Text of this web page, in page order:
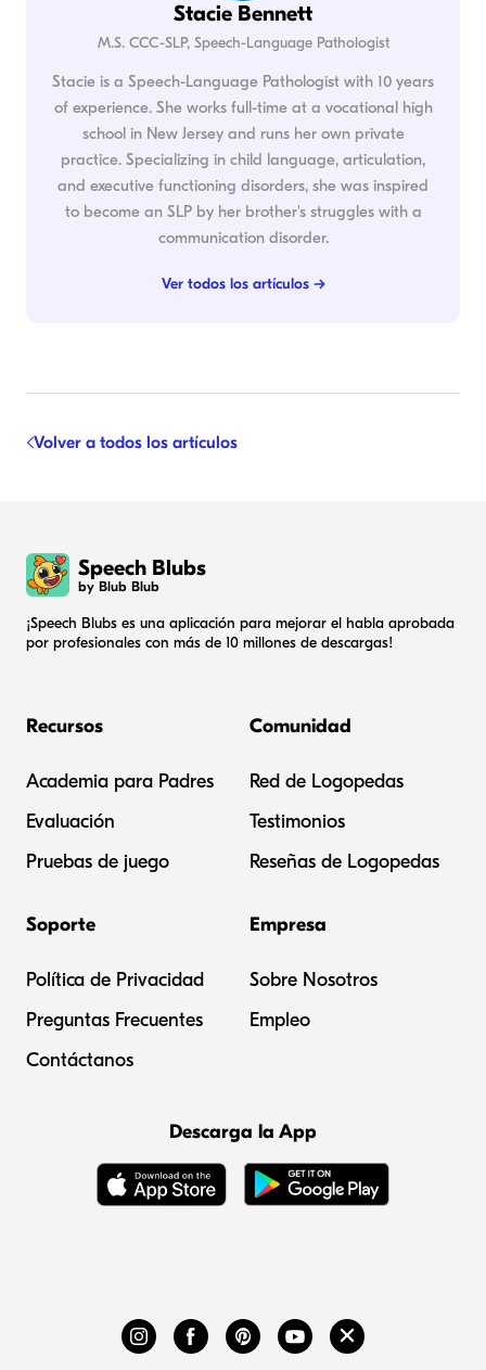
Stacie Bennett
M.S. CCC-SLP, Speech-Language Pathologist
Stacie is a Speech-Language Pathologist with 10 years
of experience. She works full-time at a vocational high
school in New Jersey and runs her own private
practice. Specializing in child language, articulation,
and executive functioning disorders, she was inspired
to become an SLP by her brother's struggles with a
communication disorder.
Ver todos los artículos →
Volver a todos los artículos
Speech Blubs
by Blub Blub
¡Speech Blubs es una aplicación para mejorar el habla aprobada
por profesionales con más de 10 millones de descargas!
Recursos
Academia para Padres
Evaluación
Pruebas de juego
Comunidad
Red de Logopedas
Testimonios
Reseñas de Logopedas
Soporte
Política de Privacidad
Preguntas Frecuentes
Contáctanos
Empresa
Sobre Nosotros
Empleo
Descarga la App